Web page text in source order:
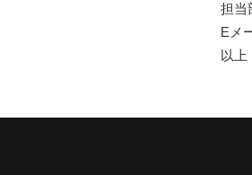
担当
Eメ
以上